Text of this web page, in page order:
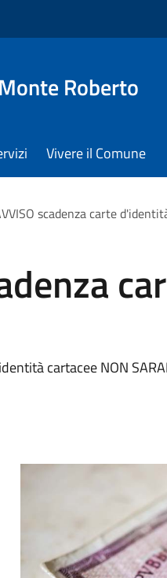
Roberto
Vivere il Comune
scadenza carte
cartacee NON